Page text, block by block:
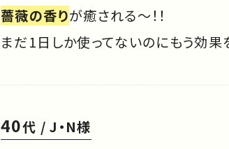
薔薇の香りが癒される〜！！
まだ1日しか使ってないのにもう効果
40代 / J・N様